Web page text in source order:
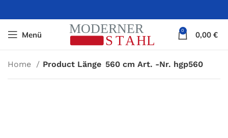
Menü 0 0,00 €
Home Product Länge 560 cm Art. -Nr. hgp560